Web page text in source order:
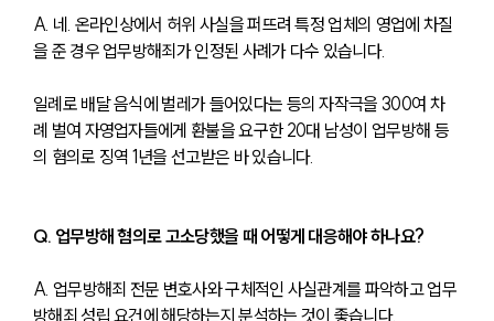
A. 네. 온라인상에서 허위 사실을 퍼뜨려 특정 업체의 영업에 차질
을 준 경우 업무방해죄가 인정된 사례가 다수 있습니다.
일례로 배달 음식에 벌레가 들어있다는 등의 자작극을 300여 차
례 벌여 자영업자들에게 환불을 요구한 20대 남성이 업무방해 등
의 혐의로 징역 1년을 선고받은 바 있습니다.
Q. 업무방해 혐의로 고소당했을 때 어떻게 대응해야 하나요?
A. 업무방해죄 전문 변호사와 구체적인 사실관계를 파악하고 업무
방해죄 성립 요건에 해당하는지 분석하는 것이 좋습니다.